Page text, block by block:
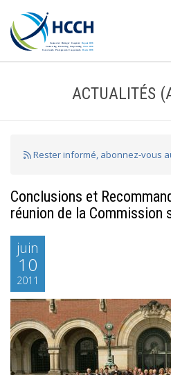
ACTUALITÉS
Rester informé, abonnez-vous
Conclusions et
réunion de la Commission
juin
10
2011